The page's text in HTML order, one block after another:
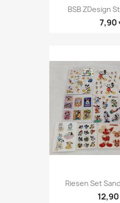
BSB ZDesign
7,90
Riesen Set